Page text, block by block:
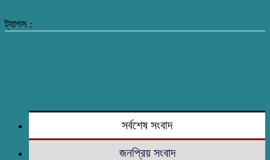
ট্যাগস :
সর্বশেষ সংবাদ
জনপ্রিয় সংবাদ